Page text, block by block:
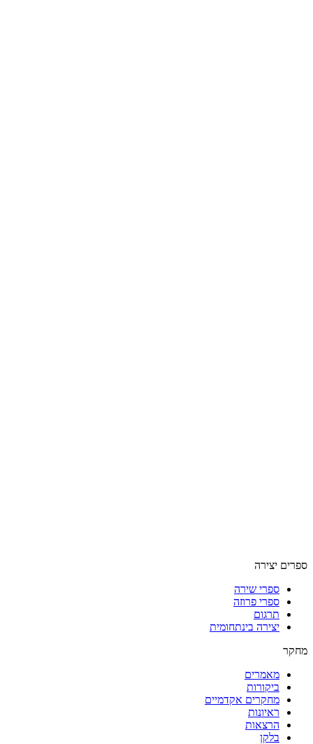
ספרים יצירה
ספרי שירה
ספרי פרוזה
תרגום
יצירה בינתחומית
מחקר
מאמרים
ביקורות
מחקרים אקדמיים
ראיונות
הרצאות
בלקן